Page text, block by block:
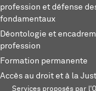
profession et défense
fondamentaux
Déontologie et
profession
Formation permanente
Accès au droit et à la
Services proposés par